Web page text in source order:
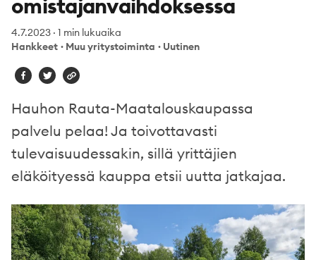
omistajanvaihdoksessa
4.7.2023 · 1 min lukuaika
Hankkeet · Muu yritystoiminta · Uutinen
Hauhon Rauta-Maatalouskaupassa
palvelu pelaa! Ja toivottavasti
tulevaisuudessakin, sillä yrittäjien
eläköityessä kauppa etsii uutta jatkajaa.